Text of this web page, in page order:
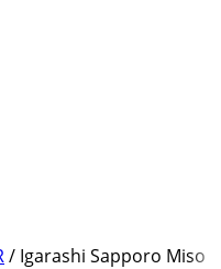
/ Igarashi Sapporo Miso